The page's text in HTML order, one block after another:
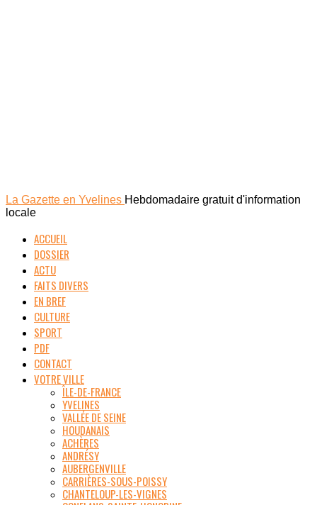
La Gazette en Yvelines Hebdomadaire gratuit d'information
locale
ACCUEIL
DOSSIER
ACTU
FAITS DIVERS
EN BREF
CULTURE
SPORT
PDF
CONTACT
VOTRE VILLE
ÎLE-DE-FRANCE
YVELINES
VALLÉE DE SEINE
HOUDANAIS
ACHÈRES
ANDRÉSY
AUBERGENVILLE
CARRIÈRES-SOUS-POISSY
CHANTELOUP-LES-VIGNES